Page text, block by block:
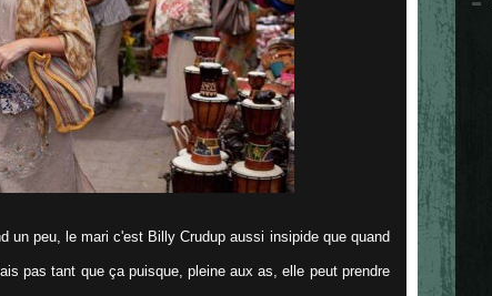
un peu, le mari c'est Billy Crudup aussi insipide que quand
pas tant que ça puisque, pleine aux as, elle peut prendre